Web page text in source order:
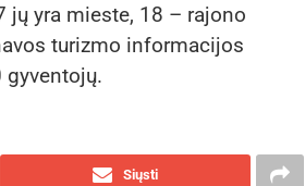
jų yra mieste, 18 – rajono
turizmo informacijos
gyventojų.
Siųsti